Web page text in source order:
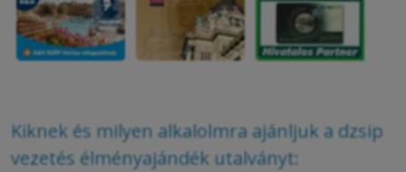
Kiknek és milyen alkalolmra ajánljuk a dzsip
vezetés élményajándék utalványt: